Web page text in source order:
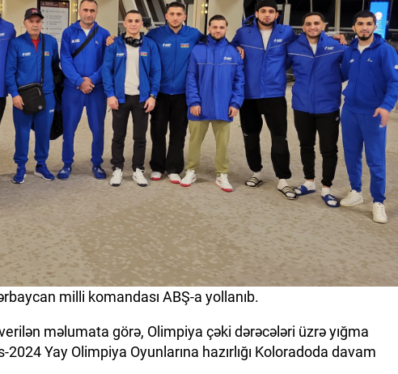
milli komandası ABŞ-a yollanıb.
məlumata görə, Olimpiya çəki dərəcələri üzrə yığma
Yay Olimpiya Oyunlarına hazırlığı Koloradoda davam